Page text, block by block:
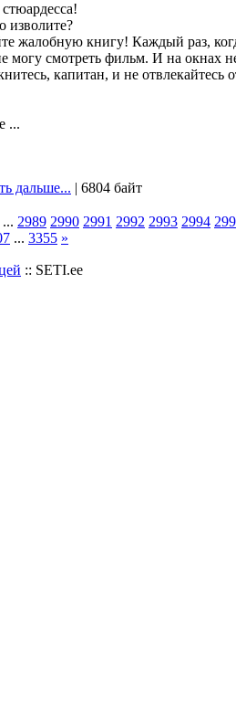
изволите?
жалобную книгу! Каждый раз,
могу смотреть фильм. И на окнах
капитан, и не отвлекайтесь
...
дальше... | 6804 байт
... 2989 2990 2991 2992 2993 2994
... 3355 »
:: SETI.ee